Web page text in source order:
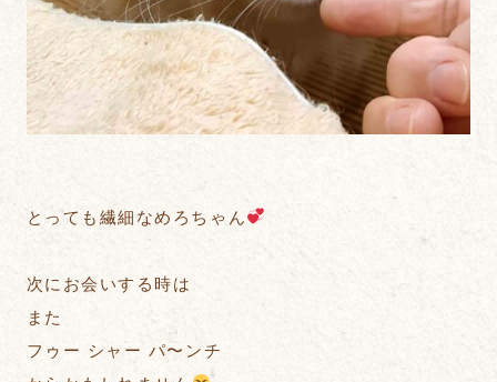
とっても繊細なめろちゃん
次にお会いする時は
また
フゥー シャー パ〜ンチ